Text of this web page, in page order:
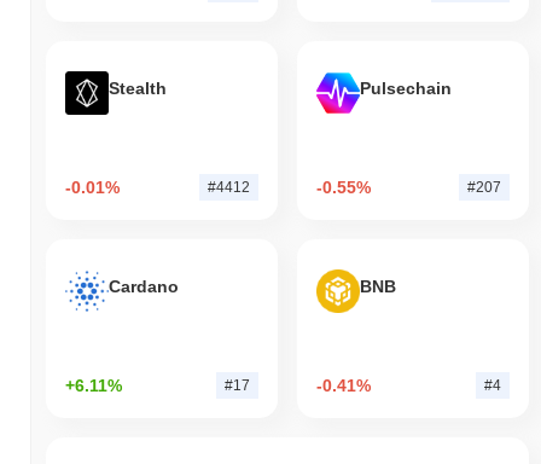
Stealth
-0.01% #4412
Pulsechain
-0.55% #207
Cardano
+6.11% #17
BNB
-0.41% #4